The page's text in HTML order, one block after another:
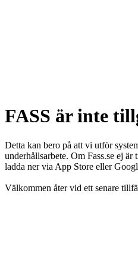
FASS är inte
Detta kan bero på att vi utför
underhållsarbete. Om Fass.se ej
ladda ner via App Store eller
Välkommen åter vid ett senare